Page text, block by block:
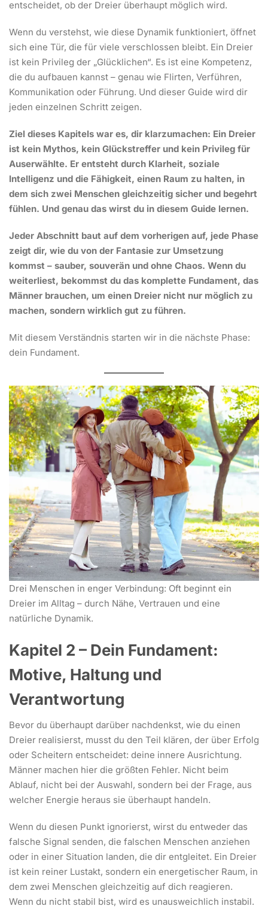
entscheidet, ob der Dreier überhaupt möglich wird.
Wenn du verstehst, wie diese Dynamik funktioniert, öffnet
sich eine Tür, die für viele verschlossen bleibt. Ein Dreier
ist kein Privileg der „Glücklichen“. Es ist eine Kompetenz,
die du aufbauen kannst – genau wie Flirten, Verführen,
Kommunikation oder Führung. Und dieser Guide wird dir
jeden einzelnen Schritt zeigen.
Ziel dieses Kapitels war es, dir klarzumachen: Ein Dreier
ist kein Mythos, kein Glückstreffer und kein Privileg für
Auserwählte. Er entsteht durch Klarheit, soziale
Intelligenz und die Fähigkeit, einen Raum zu halten, in
dem sich zwei Menschen gleichzeitig sicher und begehrt
fühlen. Und genau das wirst du in diesem Guide lernen.
Jeder Abschnitt baut auf dem vorherigen auf, jede Phase
zeigt dir, wie du von der Fantasie zur Umsetzung
kommst – sauber, souverän und ohne Chaos. Wenn du
weiterliest, bekommst du das komplette Fundament, das
Männer brauchen, um einen Dreier nicht nur möglich zu
machen, sondern wirklich gut zu führen.
Mit diesem Verständnis starten wir in die nächste Phase:
dein Fundament.
Drei Menschen in enger Verbindung: Oft beginnt ein
Dreier im Alltag – durch Nähe, Vertrauen und eine
natürliche Dynamik.
Kapitel 2 – Dein Fundament:
Motive, Haltung und
Verantwortung
Bevor du überhaupt darüber nachdenkst, wie du einen
Dreier realisierst, musst du den Teil klären, der über Erfolg
oder Scheitern entscheidet: deine innere Ausrichtung.
Männer machen hier die größten Fehler. Nicht beim
Ablauf, nicht bei der Auswahl, sondern bei der Frage, aus
welcher Energie heraus sie überhaupt handeln.
Wenn du diesen Punkt ignorierst, wirst du entweder das
falsche Signal senden, die falschen Menschen anziehen
oder in einer Situation landen, die dir entgleitet. Ein Dreier
ist kein reiner Lustakt, sondern ein energetischer Raum, in
dem zwei Menschen gleichzeitig auf dich reagieren.
Wenn du nicht stabil bist, wird es unausweichlich instabil.